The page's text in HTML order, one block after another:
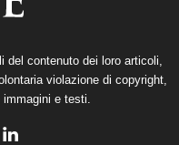
del contenuto dei loro articoli,
violazione di copyright,
e testi.